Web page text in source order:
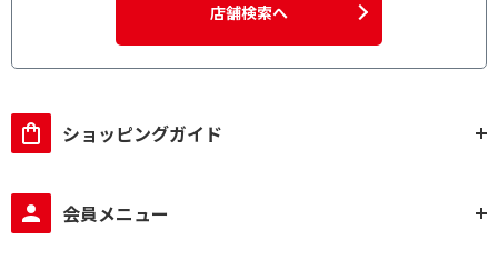
店舗検索へ
ショッピングガイド
会員メニュー